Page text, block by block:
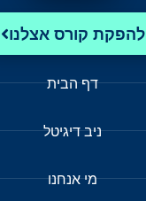
להפקת קורס אצלנו
דף הבית
ניב דיגיטל
מי אנחנו